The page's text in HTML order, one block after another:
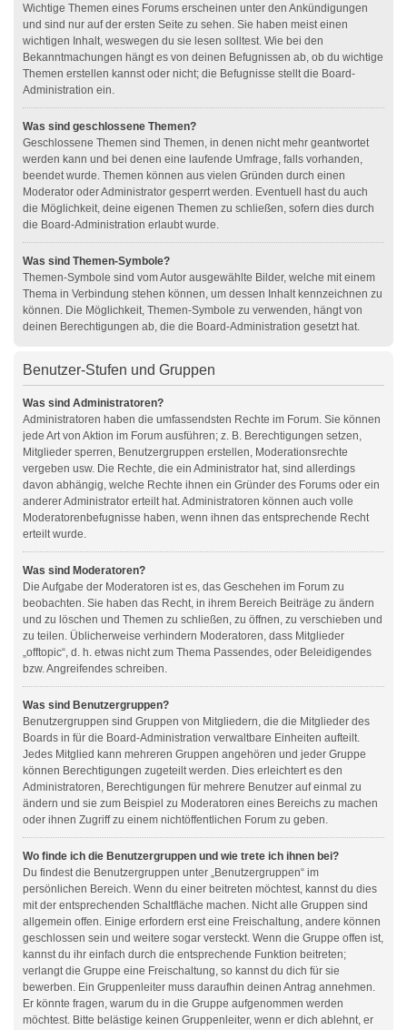
Wichtige Themen eines Forums erscheinen unter den Ankündigungen
und sind nur auf der ersten Seite zu sehen. Sie haben meist einen
wichtigen Inhalt, weswegen du sie lesen solltest. Wie bei den
Bekanntmachungen hängt es von deinen Befugnissen ab, ob du wichtige
Themen erstellen kannst oder nicht; die Befugnisse stellt die Board-
Administration ein.
Was sind geschlossene Themen?
Geschlossene Themen sind Themen, in denen nicht mehr geantwortet
werden kann und bei denen eine laufende Umfrage, falls vorhanden,
beendet wurde. Themen können aus vielen Gründen durch einen
Moderator oder Administrator gesperrt werden. Eventuell hast du auch
die Möglichkeit, deine eigenen Themen zu schließen, sofern dies durch
die Board-Administration erlaubt wurde.
Was sind Themen-Symbole?
Themen-Symbole sind vom Autor ausgewählte Bilder, welche mit einem
Thema in Verbindung stehen können, um dessen Inhalt kennzeichnen zu
können. Die Möglichkeit, Themen-Symbole zu verwenden, hängt von
deinen Berechtigungen ab, die die Board-Administration gesetzt hat.
Benutzer-Stufen und Gruppen
Was sind Administratoren?
Administratoren haben die umfassendsten Rechte im Forum. Sie können
jede Art von Aktion im Forum ausführen; z. B. Berechtigungen setzen,
Mitglieder sperren, Benutzergruppen erstellen, Moderationsrechte
vergeben usw. Die Rechte, die ein Administrator hat, sind allerdings
davon abhängig, welche Rechte ihnen ein Gründer des Forums oder ein
anderer Administrator erteilt hat. Administratoren können auch volle
Moderatorenbefugnisse haben, wenn ihnen das entsprechende Recht
erteilt wurde.
Was sind Moderatoren?
Die Aufgabe der Moderatoren ist es, das Geschehen im Forum zu
beobachten. Sie haben das Recht, in ihrem Bereich Beiträge zu ändern
und zu löschen und Themen zu schließen, zu öffnen, zu verschieben und
zu teilen. Üblicherweise verhindern Moderatoren, dass Mitglieder
„offtopic“, d. h. etwas nicht zum Thema Passendes, oder Beleidigendes
bzw. Angreifendes schreiben.
Was sind Benutzergruppen?
Benutzergruppen sind Gruppen von Mitgliedern, die die Mitglieder des
Boards in für die Board-Administration verwaltbare Einheiten aufteilt.
Jedes Mitglied kann mehreren Gruppen angehören und jeder Gruppe
können Berechtigungen zugeteilt werden. Dies erleichtert es den
Administratoren, Berechtigungen für mehrere Benutzer auf einmal zu
ändern und sie zum Beispiel zu Moderatoren eines Bereichs zu machen
oder ihnen Zugriff zu einem nichtöffentlichen Forum zu geben.
Wo finde ich die Benutzergruppen und wie trete ich ihnen bei?
Du findest die Benutzergruppen unter „Benutzergruppen“ im
persönlichen Bereich. Wenn du einer beitreten möchtest, kannst du dies
mit der entsprechenden Schaltfläche machen. Nicht alle Gruppen sind
allgemein offen. Einige erfordern erst eine Freischaltung, andere können
geschlossen sein und weitere sogar versteckt. Wenn die Gruppe offen ist,
kannst du ihr einfach durch die entsprechende Funktion beitreten;
verlangt die Gruppe eine Freischaltung, so kannst du dich für sie
bewerben. Ein Gruppenleiter muss daraufhin deinen Antrag annehmen.
Er könnte fragen, warum du in die Gruppe aufgenommen werden
möchtest. Bitte belästige keinen Gruppenleiter, wenn er dich ablehnt, er